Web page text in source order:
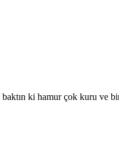
ki hamur çok kuru ve